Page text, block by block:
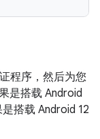
程序，然后为您
是搭载 Android
搭载 Android 12